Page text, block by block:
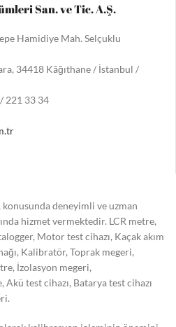
San. ve Tic. A.Ş.
Hamidiye Mah. Selçuklu
34418 Kâğıthane / İstanbul /
/ 221 33 34
deneyimli ve uzman
hizmet vermektedir. LCR metre,
Motor test cihazı, Kaçak akım
Kalibratör, Toprak megeri,
İzolasyon megeri,
test cihazı, Batarya test cihazı